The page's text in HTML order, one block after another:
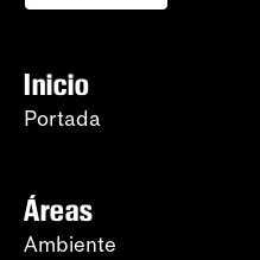
Inicio
Portada
Áreas
Ambiente